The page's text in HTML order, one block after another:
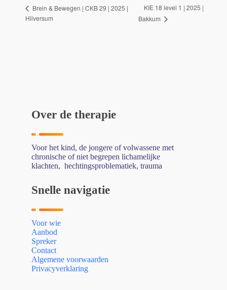
Brein & Bewegen | CKB 29 | 2025 |
Hilversum
KIE 18 level 1 | 2025 |
Bakkum
Over de therapie
Voor het kind, de jongere of volwassene met
chronische of niet begrepen lichamelijke
klachten, hechtingsproblematiek, trauma
Snelle navigatie
Voor wie
Aanbod
Spreker
Contact
Algemene voorwaarden
Privacyverklaring